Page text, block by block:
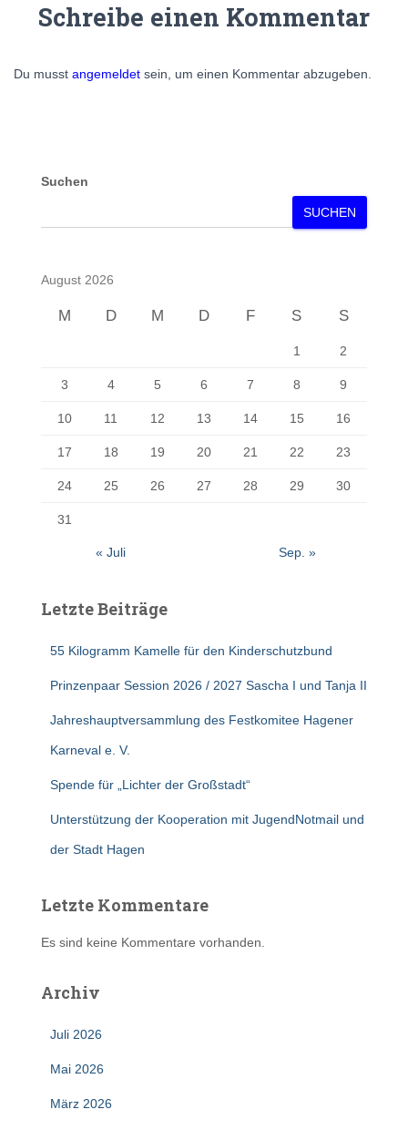
Schreibe einen Kommentar
Du musst angemeldet sein, um einen Kommentar abzugeben.
Suchen
SUCHEN
August 2026
M D M D F S S
1 2
3 4 5 6 7 8 9
10 11 12 13 14 15 16
17 18 19 20 21 22 23
24 25 26 27 28 29 30
31
« Juli Sep. »
Letzte Beiträge
55 Kilogramm Kamelle für den Kinderschutzbund
Prinzenpaar Session 2026 / 2027 Sascha I und Tanja II
Jahreshauptversammlung des Festkomitee Hagener
Karneval e. V.
Spende für „Lichter der Großstadt“
Unterstützung der Kooperation mit JugendNotmail und
der Stadt Hagen
Letzte Kommentare
Es sind keine Kommentare vorhanden.
Archiv
Juli 2026
Mai 2026
März 2026